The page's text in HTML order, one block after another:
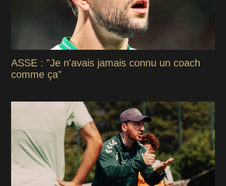
ASSE : "Je n'avais jamais connu un coach
comme ça"